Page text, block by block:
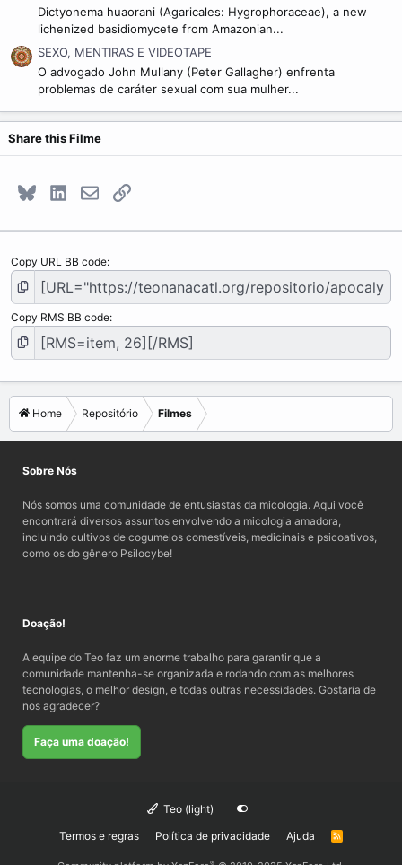
Dictyonema huaorani (Agaricales: Hygrophoraceae), a new
lichenized basidiomycete from Amazonian...
SEXO, MENTIRAS E VIDEOTAPE
O advogado John Mullany (Peter Gallagher) enfrenta
problemas de caráter sexual com sua mulher...
Share this Filme
Bluesky LinkedInE-mailLink
Copy URL BB code
Copy RMS BB code
Home Repositório Filmes
Sobre Nós
Nós somos uma comunidade de entusiastas da micologia. Aqui você
encontrará diversos assuntos envolvendo a micologia amadora,
incluindo cultivos de cogumelos comestíveis, medicinais e psicoativos,
como os do gênero Psilocybe!
Doação!
A equipe do Teo faz um enorme trabalho para garantir que a
comunidade mantenha-se organizada e rodando com as melhores
tecnologias, o melhor design, e todas outras necessidades. Gostaria de
nos agradecer?
Faça uma doação!
Teo (light)
Termos e regras
Política de privacidade Ajuda
R
®